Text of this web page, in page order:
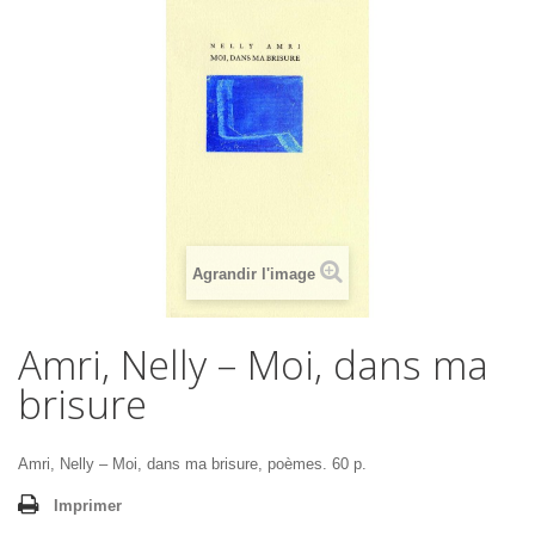
Agrandir l'image
Amri, Nelly – Moi, dans ma
brisure
Amri, Nelly – Moi, dans ma brisure, poèmes. 60 p.
Imprimer